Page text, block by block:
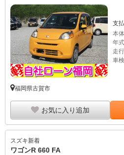
支
本
年式
走行
車検
福岡県古賀市
お気に入り追加
スズキ新着
ワゴンR 660 FA